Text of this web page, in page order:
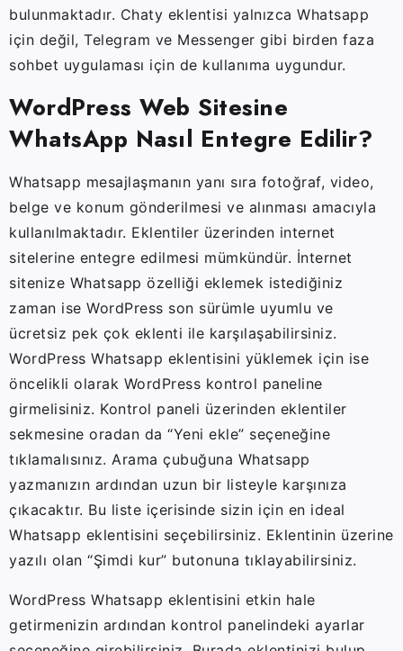
bulunmaktadır. Chaty eklentisi yalnızca Whatsapp
için değil, Telegram ve Messenger gibi birden faza
sohbet uygulaması için de kullanıma uygundur.
WordPress Web Sitesine
WhatsApp Nasıl Entegre Edilir?
Whatsapp mesajlaşmanın yanı sıra fotoğraf, video,
belge ve konum gönderilmesi ve alınması amacıyla
kullanılmaktadır. Eklentiler üzerinden internet
sitelerine entegre edilmesi mümkündür. İnternet
sitenize Whatsapp özelliği eklemek istediğiniz
zaman ise WordPress son sürümle uyumlu ve
ücretsiz pek çok eklenti ile karşılaşabilirsiniz.
WordPress Whatsapp eklentisini yüklemek için ise
öncelikli olarak WordPress kontrol paneline
girmelisiniz. Kontrol paneli üzerinden eklentiler
sekmesine oradan da “Yeni ekle” seçeneğine
tıklamalısınız. Arama çubuğuna Whatsapp
yazmanızın ardından uzun bir listeyle karşınıza
çıkacaktır. Bu liste içerisinde sizin için en ideal
Whatsapp eklentisini seçebilirsiniz. Eklentinin üzerine
yazılı olan “Şimdi kur” butonuna tıklayabilirsiniz.
WordPress Whatsapp eklentisini etkin hale
getirmenizin ardından kontrol panelindeki ayarlar